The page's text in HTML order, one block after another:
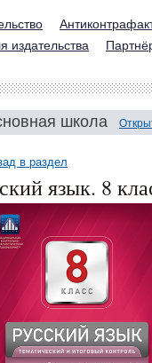
издательства
школа
в раздел
язык. 8